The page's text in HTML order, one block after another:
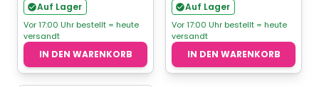
Auf Lager
Vor 17:00 Uhr bestellt = heute
versandt
IN DEN WARENKORB
Auf Lager
Vor 17:00 Uhr bestellt = heute
versandt
IN DEN WARENKORB